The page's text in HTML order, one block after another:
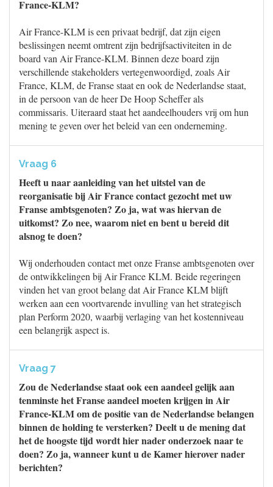
France-KLM?
Air France-KLM is een privaat bedrijf, dat zijn eigen
beslissingen neemt omtrent zijn bedrijfsactiviteiten in de
board van Air France-KLM. Binnen deze board zijn
verschillende stakeholders vertegenwoordigd, zoals Air
France, KLM, de Franse staat en ook de Nederlandse staat,
in de persoon van de heer De Hoop Scheffer als
commissaris. Uiteraard staat het aandeelhouders vrij om hun
mening te geven over het beleid van een onderneming.
Vraag 6
Heeft u naar aanleiding van het uitstel van de
reorganisatie bij Air France contact gezocht met uw
Franse ambtsgenoten? Zo ja, wat was hiervan de
uitkomst? Zo nee, waarom niet en bent u bereid dit
alsnog te doen?
Wij onderhouden contact met onze Franse ambtsgenoten over
de ontwikkelingen bij Air France KLM. Beide regeringen
vinden het van groot belang dat Air France KLM blijft
werken aan een voortvarende invulling van het strategisch
plan Perform 2020, waarbij verlaging van het kostenniveau
een belangrijk aspect is.
Vraag 7
Zou de Nederlandse staat ook een aandeel gelijk aan
tenminste het Franse aandeel moeten krijgen in Air
France-KLM om de positie van de Nederlandse belangen
binnen de holding te versterken? Deelt u de mening dat
het de hoogste tijd wordt hier nader onderzoek naar te
doen? Zo ja, wanneer kunt u de Kamer hierover nader
berichten?